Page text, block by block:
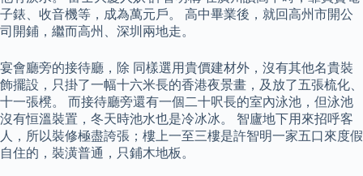
子錶、收音機等，成為萬元戶。 高中畢業後，就回高州市開公
司開鋪，繼而高州、深圳兩地走。
宴會廳旁的接待廳，除 同樣選用貴價建材外，沒有其他名貴裝
飾擺設，只掛了一幅十六米長的香港夜景畫，及放了五張梳化、
十一張櫈。 而接待廳旁還有一個二十呎長的室內泳池，但泳池
沒有恒溫裝置，冬天時池水也是冷冰冰。 智廬地下用來招呼客
人，所以裝修極盡誇張；樓上一至三樓是許智明一家五口來度假
自住的，裝潢普通，只鋪木地板。